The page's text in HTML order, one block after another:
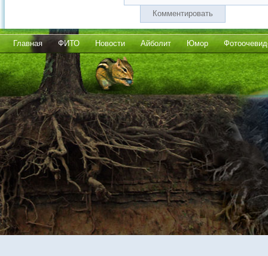
Комментировать
Главная ФИТО Новости Айболит Юмор